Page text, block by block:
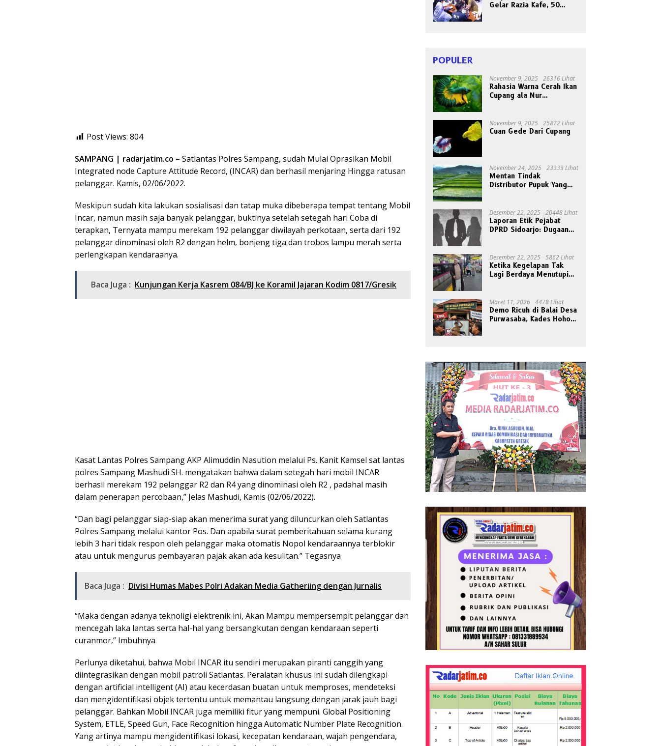
Post Views: 804
SAMPANG | radarjatim.co – Satlantas Polres Sampang, sudah Mulai Oprasikan Mobil
Integrated node Capture Attitude Record, (INCAR) dan berhasil menjaring Hingga ratusan
pelanggar. Kamis, 02/06/2022.
Meskipun sudah kita lakukan sosialisasi dan tatap muka dibeberapa tempat tentang Mobil
Incar, namun masih saja banyak pelanggar, buktinya setelah setegah hari Coba di
terapkan, Ternyata mampu merekam 192 pelanggar diwilayah perkotaan, serta dari 192
pelanggar dinominasi oleh R2 dengan helm, bonjeng tiga dan trobos lampu merah serta
perlengkapan kendaraanya.
Baca Juga : Kunjungan Kerja Kasrem 084/BJ ke Koramil Jajaran Kodim 0817/Gresik
Kasat Lantas Polres Sampang AKP Alimuddin Nasution melalui Ps. Kanit Kamsel sat lantas
polres Sampang Mashudi SH. mengatakan bahwa dalam setegah hari mobil INCAR
berhasil merekam 192 pelanggar R2 dan R4 yang dinominasi oleh R2 , padahal masih
dalam penerapan percobaan,” Jelas Mashudi, Kamis (02/06/2022).
“Dan bagi pelanggar siap-siap akan menerima surat yang diluncurkan oleh Satlantas
Polres Sampang melalui kantor Pos. Dan apabila surat pemberitahuan selama kurang
lebih 3 hari tidak respon oleh pelanggar maka otomatis Nopol kendaraannya terblokir
atau untuk mengurus pembayaran pajak akan ada kesulitan.” Tegasnya
Baca Juga : Divisi Humas Mabes Polri Adakan Media Gatheriing dengan Jurnalis
“Maka dengan adanya teknoligi elektrenik ini, Akan Mampu mempersempit pelanggar dan
mencegah laka lantas serta hal-hal yang bersangkutan dengan kendaraan seperti
curanmor,” Imbuhnya
Perlunya diketahui, bahwa Mobil INCAR itu sendiri merupakan piranti canggih yang
diintegrasikan dengan mobil patroli Satlantas. Peralatan khusus ini sudah dilengkapi
dengan artificial intelligent (AI) atau kecerdasan buatan untuk memproses, mendeteksi
dan mengidentifikasi objek tertentu untuk memantau langsung dengan jarak jauh bagi
pelanggar. Bahkan Mobil INCAR juga memiliki fitur yang mempuni. Global Positioning
System, ETLE, Speed Gun, Face Recognition hingga Automatic Number Plate Recognition.
Yang artinya mampu mengidentifikasi lokasi, kecepatan kendaraan, wajah pengendara,
Gelar Razia Kafe, 50
POPULER
November 9, 2025 26316 Lihat
Rahasia Warna Cerah Ikan
Cupang ala Nur
November 9, 2025 25872 Lihat
Cuan Gede Dari Cupang
November 24, 2025 23333 Lihat
Mentan Tindak
Distributor Pupuk Yang
Desember 22, 2025 20448 Lihat
Laporan Etik Pejabat
DPRD Sidoarjo: Dugaan
Desember 22, 2025 5862 Lihat
Ketika Kegelapan Tak
Lagi Berdaya Menutupi
Maret 11, 2026 4478 Lihat
Demo Ricuh di Balai Desa
Purwasaba, Kades Hoho